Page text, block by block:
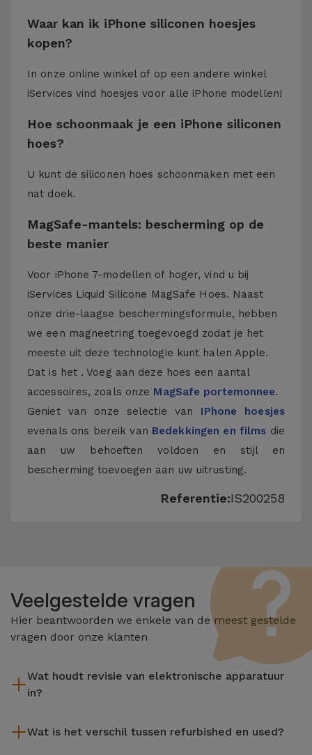
Waar kan ik iPhone siliconen hoesjes
kopen?
In onze online winkel of op een andere winkel
iServices vind hoesjes voor alle iPhone modellen!
Hoe schoonmaak je een iPhone siliconen
hoes?
U kunt de siliconen hoes schoonmaken met een
nat doek.
MagSafe-mantels: bescherming op de
beste manier
Voor iPhone 7-modellen of hoger, vind u bij
iServices Liquid Silicone MagSafe Hoes. Naast
onze drie-laagse beschermingsformule, hebben
we een magneetring toegevoegd zodat je het
meeste uit deze technologie kunt halen Apple.
Dat is het . Voeg aan deze hoes een aantal
accessoires, zoals onze MagSafe portemonnee.
Geniet van onze selectie van IPhone hoesjes
evenals ons bereik van Bedekkingen en films die
aan uw behoeften voldoen en stijl en
bescherming toevoegen aan uw uitrusting.
Referentie:IS200258
Veelgestelde vragen
Hier beantwoorden we enkele van de meest gestelde
vragen door onze klanten
Wat houdt revisie van elektronische apparatuur
in?
reiniging, en niet te vergeten het repareren van elk defect
Wat is het verschil tussen refurbished en used?